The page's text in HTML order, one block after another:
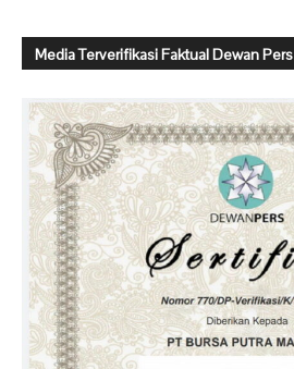
Media Terverifikasi Faktual Dewan Pers